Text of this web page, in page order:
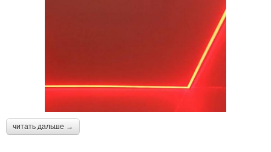
читать дальше →